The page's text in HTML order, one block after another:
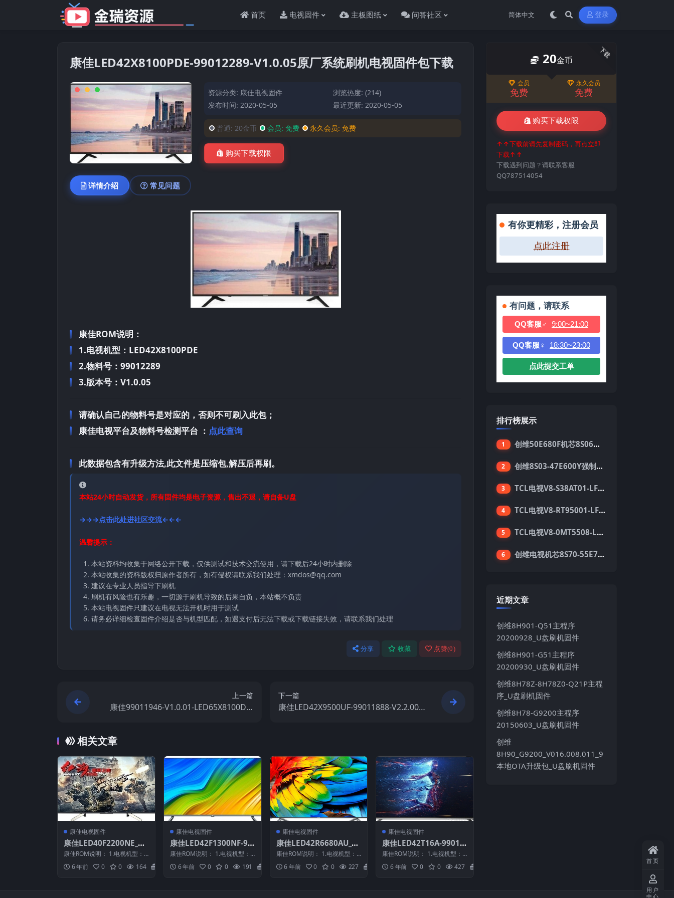
首页 电视固件 主板图纸 问答社区 登录
康佳LED42X8100PDE-99012289-V1.0.05原厂系统刷机电视固件包下载
资源分类: 康佳电视固件
浏览热度: (214)
发布时间: 2020-05-05
最近更新: 2020-05-05
普通: 20金币 会员: 免费 永久会员:免费
购买下载权限
详情介绍 常见问题
康佳ROM说明：
1.电视机型：LED42X8100PDE
2.物料号：99012289
3.版本号：V1.0.05
请确认自己的物料号是对应的，否则不可刷入此包；
康佳电视平台及物料号检测平台 ： 点此查询
此数据包含有升级方法,此文件是压缩包,解压后再刷。
本站24小时自动发货，所有固件均是电子资源，售出不退，请自备U盘
→→→点击此处进社区交流←←←
温馨提示：
本站资料均收集于网络公开下载，仅供测试和技术交流使用，请下载后24小时内删除
本站收集的资料版权归原作者所有，如有侵权请联系我们处理：xmdos@qq.com
建议在专业人员指导下刷机
刷机有风险也有乐趣，一切源于刷机导致的后果自负，本站概不负责
本站电视固件只建议在电视无法开机时用于测试
请务必详细检查固件介绍是否与机型匹配，如遇支付后无法下载或下载链接失效，请联系我们处理
分享 收藏 点赞(0)
上一篇
康佳99011946-V1.0.01-LED65X8100DE-
下一篇
康佳LED42X9500UF-99011888-V2.2.00
相关文章
康佳电视固件
康佳LED40F2200NE_99
010295-V1.1.12原厂系
统刷机电视固件包下载
康佳ROM说明： 1.电视机型：L
ED40F2200NE 2.物料号：9901
0... 6 年前 0 0 164
康佳电视固件
康佳LED42F1300NF-99
011983-V1.1.60-72000
310YT原厂系统刷机电视
固件包下载
康佳ROM说明： 1.电视机型：L
ED42F1300NF 2.物料号：9901
1... 6 年前 0 0 191
康佳电视固件
康佳LED42R6680AU_LE
D42R6610AU_9901423
2-V2.0.03_72000699YT
_20150616原厂系统刷机
康佳ROM说明： 1.电视机型：L
ED42R6680AU_LED42R6610
A...6 年前 0 0 227
康佳电视固件
康佳LED42T16A-99011
970-V1.0.06原厂系统刷
机电视固件包下载
康佳ROM说明： 1.电视机型：L
ED42T16A 2.物料号：9901197
0...6 年前 0 0 427
下载
20金币
会员
免费
永久会员
免费
购买下载权限
↑↑下载前请先复制密码，再点立即
下载↑↑
下载遇到问题？请联系客服
QQ787514054
有你更精彩，注册会员
点此注册
有问题，请联系
QQ客服♂ 9:00~21:00
QQ客服♀ 18:30~23:00
点此提交工单
排行榜展示
1 创维50E680F机芯8S06强制升级刷机包
2 创维8S03-47E600Y强制升级软件刷机电视固件包
3 TCL电视V8-S38AT01-LF1V123版本强刷电视固件包下载
4 TCL电视V8-RT95001-LF1V215版本强刷电视固件包下载
5 TCL电视V8-0MT5508-LF1V362版本强刷电视固件包下载
6 创维电视机芯8S70-55E710S系列酷开5.05刷机固件
近期文章
创维8H901-Q51主程序
20200928_U盘刷机固件
创维8H901-G51主程序
20200930_U盘刷机固件
创维8H78Z-8H78Z0-Q21P主程
序_U盘刷机固件
创维8H78-G9200主程序
20150603_U盘刷机固件
创维
8H90_G9200_V016.008.011_9
本地OTA升级包_U盘刷机固件
首页
用户
中心